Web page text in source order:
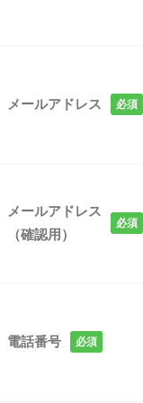
メールアドレス 必須
メールアドレス
（確認用）
必須
電話番号 必須